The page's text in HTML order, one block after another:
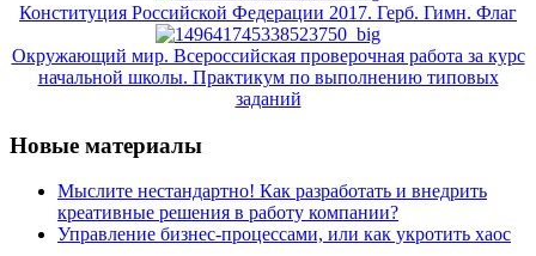
Конституция Российской Федерации 2017. Герб. Гимн. Флаг
Окружающий мир. Всероссийская проверочная работа за курс
начальной школы. Практикум по выполнению типовых
заданий
Новые материалы
Мыслите нестандартно! Как разработать и внедрить
креативные решения в работу компании?
Управление бизнес-процессами, или как укротить хаос